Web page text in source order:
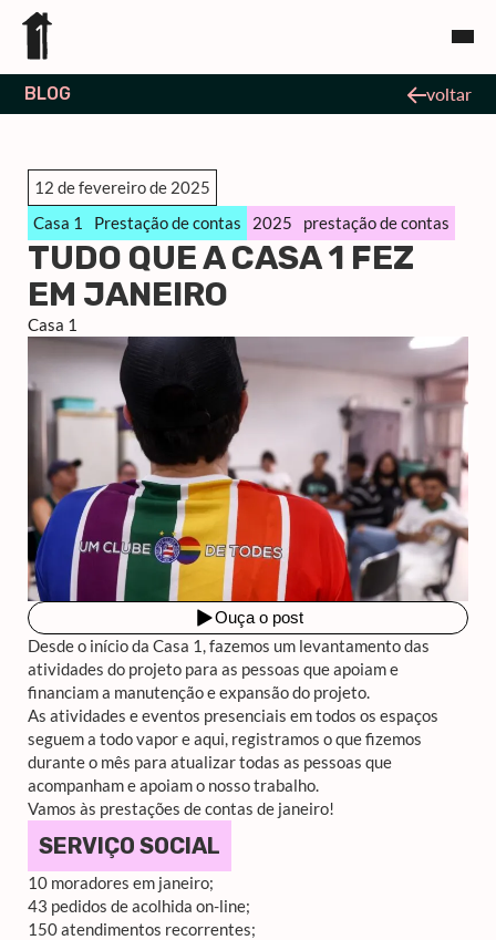
BLOG voltar
12 de fevereiro de 2025
Casa 1
Prestação de contas 2025 prestação de contas
TUDO QUE A CASA 1 FEZ
EM JANEIRO
Casa 1
Desde o início da Casa 1, fazemos um levantamento das
atividades do projeto para as pessoas que apoiam e
financiam a manutenção e expansão do projeto.
As atividades e eventos presenciais em todos os espaços
seguem a todo vapor e aqui, registramos o que fizemos
durante o mês para atualizar todas as pessoas que
acompanham e apoiam o nosso trabalho.
Vamos às prestações de contas de janeiro!
SERVIÇO SOCIAL
10 moradores em janeiro;
43 pedidos de acolhida on-line;
150 atendimentos recorrentes;